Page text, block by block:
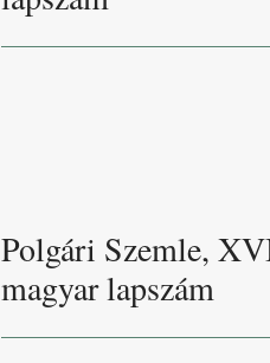
Polgári Szemle,
magyar lapszám